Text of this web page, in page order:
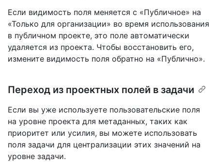
Если видимость поля меняется с «Публичное» на
«Только для организации» во время использования
в публичном проекте, это поле автоматически
удаляется из проекта. Чтобы восстановить его,
измените видимость поля обратно на «Публично».
Переход из проектных полей в задачи
Если вы уже используете пользовательские поля
на уровне проекта для метаданных, таких как
приоритет или усилия, вы можете использовать
поля задачи для централизации этих значений на
уровне задачи.